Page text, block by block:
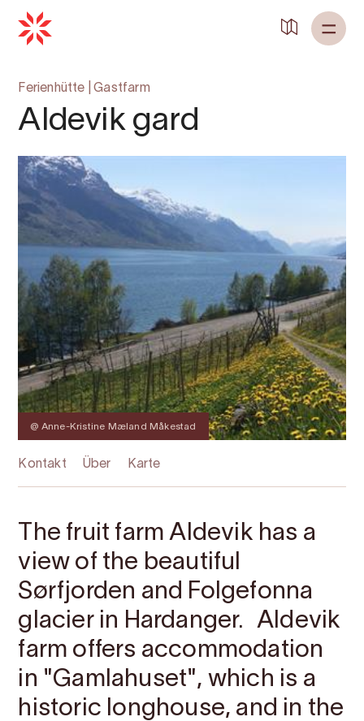
Ferienhütte |Gastfarm
Aldevik gard
@ Anne-Kristine Mæland Måkestad
Kontakt Über Karte
The fruit farm Aldevik has a
view of the beautiful
Sørfjorden and Folgefonna
glacier in Hardanger. Aldevik
farm offers accommodation
in "Gamlahuset", which is a
historic longhouse, and in the